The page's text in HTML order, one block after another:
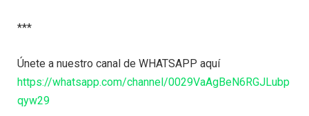
***
Únete a nuestro canal de WHATSAPP aquí
https://whatsapp.com/channel/0029VaAgBeN6RGJLubp
qyw29